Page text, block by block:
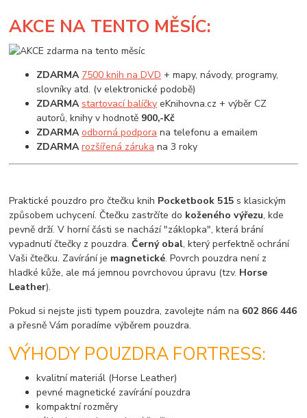
AKCE NA TENTO MĚSÍC:
ZDARMA 7500 knih na DVD + mapy, návody, programy,
slovníky atd. (v elektronické podobě)
ZDARMA startovací balíčky eKnihovna.cz + výběr CZ
autorů, knihy v hodnotě 900,-Kč
ZDARMA odborná podpora na telefonu a emailem
ZDARMA rozšířená záruka na 3 roky
Praktické pouzdro pro čtečku knih Pocketbook 515 s klasickým
způsobem uchycení. Čtečku zastrčíte do koženého výřezu, kde
pevně drží. V horní části se nachází "záklopka", která brání
vypadnutí čtečky z pouzdra.Černý obal, který perfektně ochrání
Vaši čtečku. Zavírání je magnetické. Povrch pouzdra není z
hladké kůže, ale má jemnou povrchovou úpravu (tzv. Horse
Leather).
Pokud si nejste jisti typem pouzdra, zavolejte nám na 602 866 446
a přesně Vám poradíme výběrem pouzdra.
VÝHODY POUZDRA FORTRESS:
kvalitní materiál (Horse Leather)
pevné magnetické zavírání pouzdra
kompaktní rozměry